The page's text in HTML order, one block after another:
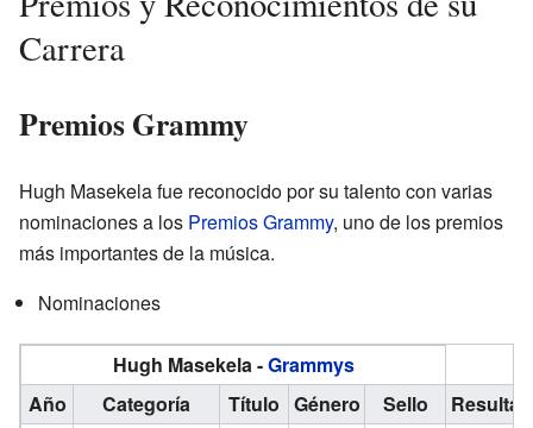
Carrera
Premios Grammy
Hugh Masekela fue reconocido por su talento con varias
nominaciones a los Premios Grammy, uno de los premios
más importantes de la música.
Nominaciones
Hugh Masekela -Grammys
Año
Categoría Título Género Sello